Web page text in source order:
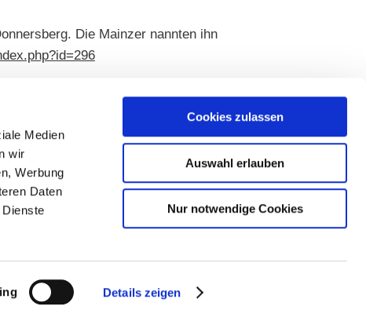
Medien
wir
Werbung
Daten
Details zeigen
Cookies zulassen
Auswahl erlauben
Nur notwendige Cookies
Die Mainzer nannten ihn